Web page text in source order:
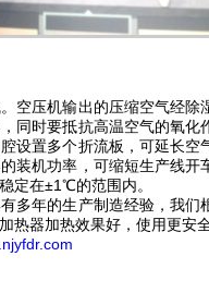
空压机输出的压缩空气经
同时要抵抗高温空气的氧
设置多个折流板，可延长
装机功率，可缩短生产线
定在±1℃的范围内。
多年的生产制造经验，我们
热器加热效果好，使用更安全